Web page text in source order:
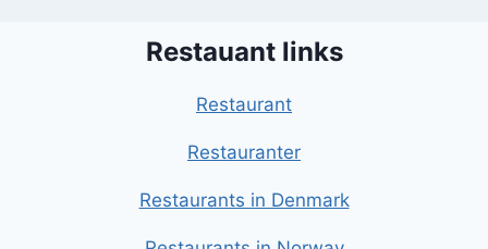
Restauant links
Restaurant
Restauranter
Restaurants in Denmark